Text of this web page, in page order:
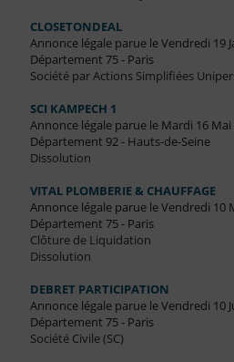
CLOSETONDEAL
Annonce légale parue le Vendredi 19
Département 75 - Paris
Société par Actions Simplifiées
SCI KAMPECH 1
Annonce légale parue le Mardi 16 Mai
Département 92 - Hauts-de-Seine
Dissolution
VITAL PLOMBERIE & CHAUFFAGE
Annonce légale parue le Vendredi 10
Département 75 - Paris
Clôture de Liquidation
Dissolution
DEBRET PARTICIPATION
Annonce légale parue le Vendredi 10
Département 75 - Paris
Société Civile (SC)